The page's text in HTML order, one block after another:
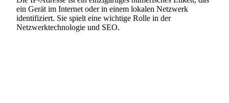
ein Gerät im Internet oder in einem lokalen Netzwerk
identifiziert. Sie spielt eine wichtige Rolle in der
Netzwerktechnologie und SEO.